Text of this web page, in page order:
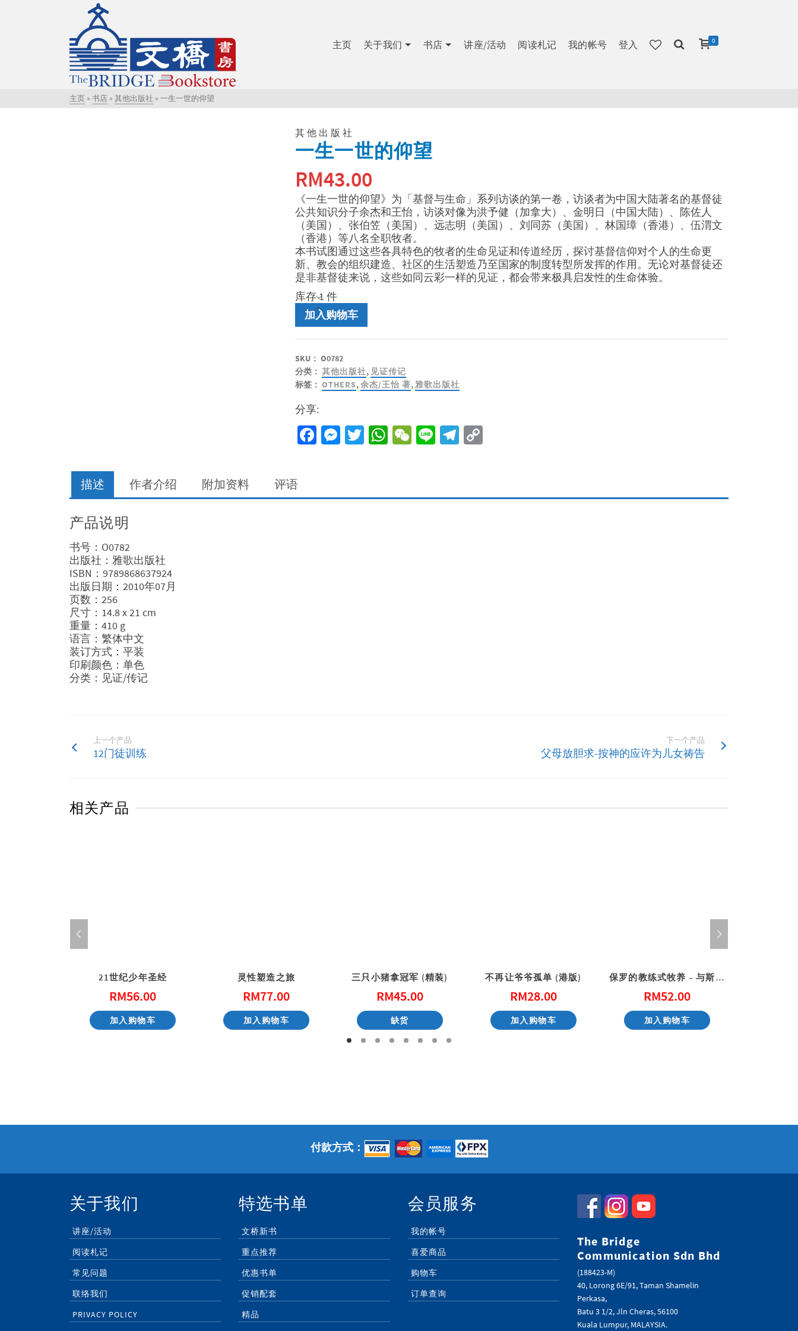
主页 关于我们 书店 讲座/活动 阅读札记 我的帐号 登入 0
主页 » 书店 » 其他出版社 » 一生一世的仰望
其他出版社
一生一世的仰望
RM43.00
《一生一世的仰望》为「基督与生命」系列访谈的第一卷，访谈者为中国大陆著名的基督徒
公共知识分子余杰和王怡，访谈对像为洪予健（加拿大）、金明日（中国大陆）、陈佐人
（美国）、张伯笠（美国）、远志明（美国）、刘同苏（美国）、林国璋（香港）、伍渭文
（香港）等八名全职牧者。
本书试图通过这些各具特色的牧者的生命见证和传道经历，探讨基督信仰对个人的生命更
新、教会的组织建造、社区的生活塑造乃至国家的制度转型所发挥的作用。无论对基督徒还
是非基督徒来说，这些如同云彩一样的见证，都会带来极具启发性的生命体验。
库存 1 件
生
的
仰
望
量
加入购物车
SKU： O0782
分类： 其他出版社, 见证传记
标签： OTHERS,余杰/王怡 著,雅歌出版社
分享:
Facebook
Messenger
Twitter
WhatsApp
WeChat
LineTelegram
Copy
描述 作者介绍 附加资料 评语
产品说明
书号：O0782
出版社：雅歌出版社
ISBN：9789868637924
出版日期：2010年07月
页数：256
尺寸：14.8 x 21 cm
重量：410 g
语言：繁体中文
装订方式：平装
印刷颜色：单色
分类：见证/传记
上一个产品
12门徒训练
下一个产品
父母放胆求-按神的应许为儿女祷告
相关产品
21世纪少年圣经
RM56.00
加入购物车
灵性塑造之旅
RM77.00
加入购物车
三只小猪拿冠军 (精装)
RM45.00
缺货
不再让爷爷孤单 (港版)
RM28.00
加入购物车
保罗的教练式牧养 – 与斯托得一起读提摩太前后书、提多书
RM52.00
加入购物车
付款方式：
关于我们
讲座/活动
阅读札记
常见问题
联络我们
PRIVACY POLICY
特选书单
文桥新书
重点推荐
优惠书单
促销配套
精品
会员服务
我的帐号
喜爱商品
购物车
订单查询
The Bridge
Communication Sdn Bhd
(188423-M)
40, Lorong 6E/91, Taman Shamelin
Perkasa,
Batu 3 1/2, Jln Cheras, 56100
Kuala Lumpur, MALAYSIA.